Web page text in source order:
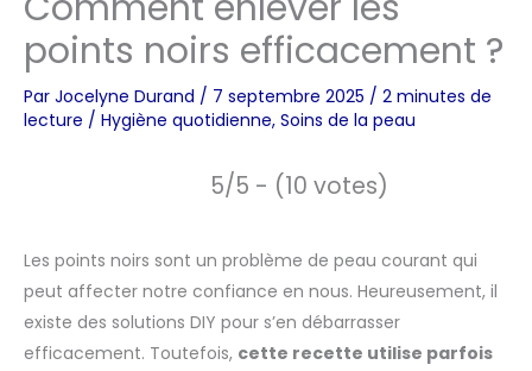
points noirs efficacement ?
Par Jocelyne Durand / 7 septembre 2025 / 2 minutes de
lecture / Hygiène quotidienne, Soins de la peau
5/5 - (10 votes)
Les points noirs sont un problème de peau courant qui
peut affecter notre confiance en nous. Heureusement, il
existe des solutions DIY pour s’en débarrasser
efficacement. Toutefois, cette recette utilise parfois